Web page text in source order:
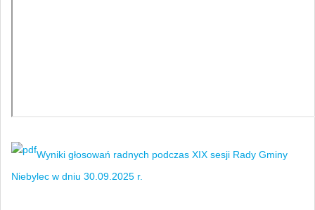
Wyniki głosowań radnych podczas XIX sesji Rady Gminy
Niebylec w dniu 30.09.2025 r.